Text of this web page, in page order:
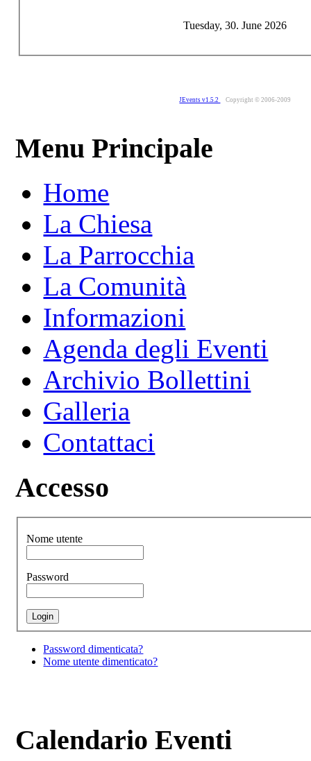
Tuesday, 30. June 2026
JEvents v1.5.2 Copyright © 2006-2009
Menu Principale
Home
La Chiesa
La Parrocchia
La Comunità
Informazioni
Agenda degli Eventi
Archivio Bollettini
Galleria
Contattaci
Accesso
Nome utente
Password
Password dimenticata?
Nome utente dimenticato?
Calendario Eventi